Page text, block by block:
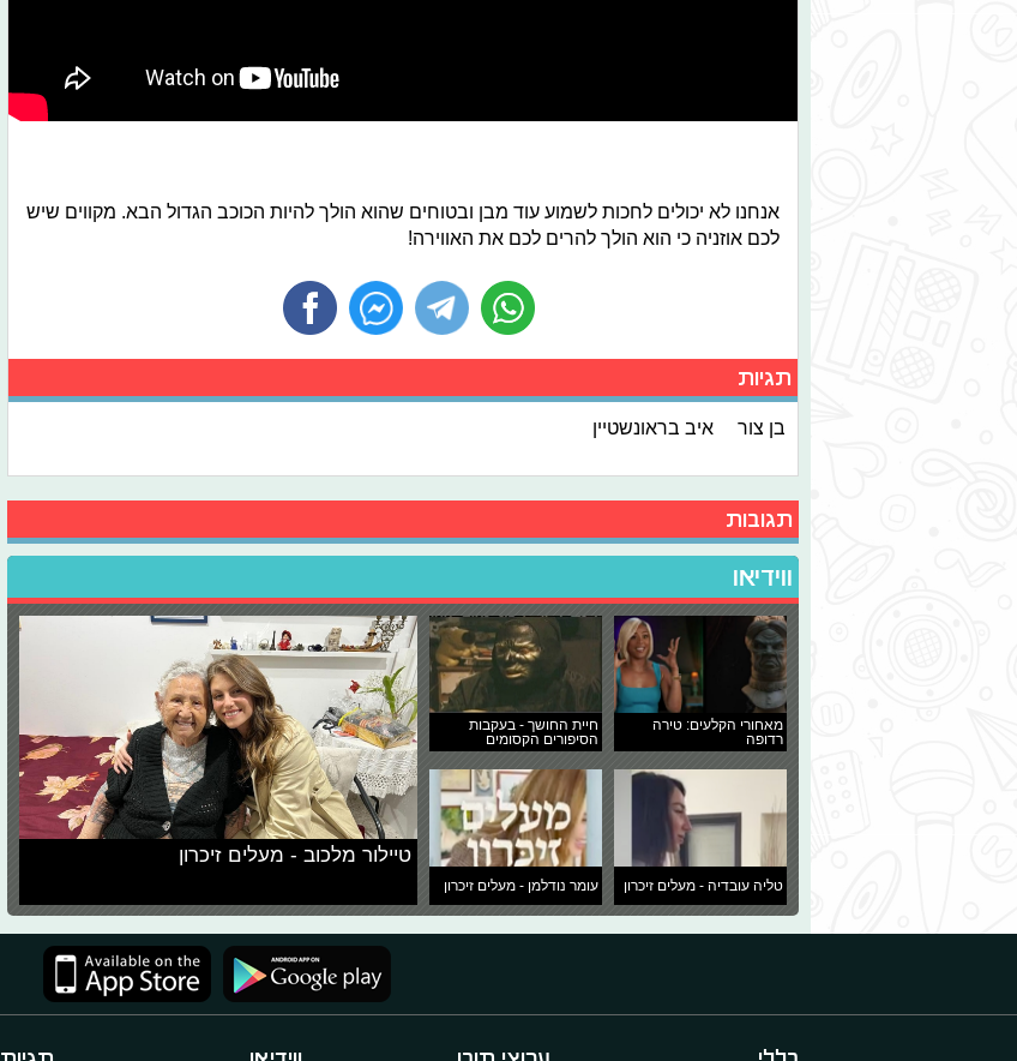
אנחנו לא יכולים לחכות לשמוע עוד מבן ובטוחים שהוא הולך להיות הכוכב הגדול הבא. מקווים שיש
לכם אוזניה כי הוא הולך להרים לכם את האווירה!
תגיות
בן צור איב בראונשטיין
תגובות
ווידיאו
מאחורי הקלעים: טירה
רדופה
חיית החושך - בעקבות
הסיפורים הקסומים
טליה עובדיה - מעלים זיכרון עומר נודלמן - מעלים זיכרון
טיילור מלכוב - מעלים זיכרון